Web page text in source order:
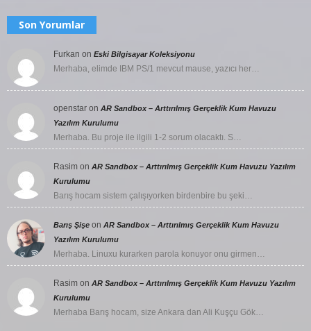
Son Yorumlar
Furkan on Eski Bilgisayar Koleksiyonu
Merhaba, elimde IBM PS/1 mevcut mause, yazıcı her…
openstar on AR Sandbox – Arttırılmış Gerçeklik Kum Havuzu
Yazılım Kurulumu
Merhaba. Bu proje ile ilgili 1-2 sorum olacaktı. S…
Rasim on AR Sandbox – Arttırılmış Gerçeklik Kum Havuzu Yazılım
Kurulumu
Barış hocam sistem çalışıyorken birdenbire bu şeki…
Barış Şişe on AR Sandbox – Arttırılmış Gerçeklik Kum Havuzu
Yazılım Kurulumu
Merhaba. Linuxu kurarken parola konuyor onu girmen…
Rasim on AR Sandbox – Arttırılmış Gerçeklik Kum Havuzu Yazılım
Kurulumu
Merhaba Barış hocam, size Ankara dan Ali Kuşçu Gök…